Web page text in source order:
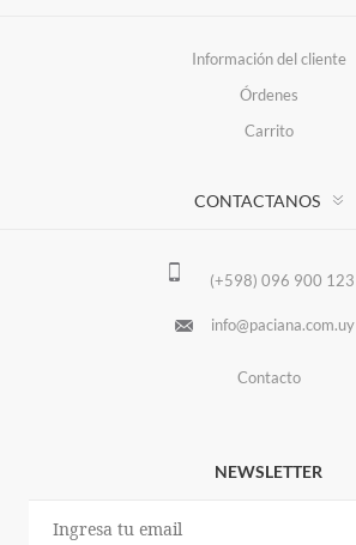
Información del cliente
Órdenes
Carrito
CONTACTANOS
(+598) 096 900 123
info@paciana.com.uy
Contacto
NEWSLETTER